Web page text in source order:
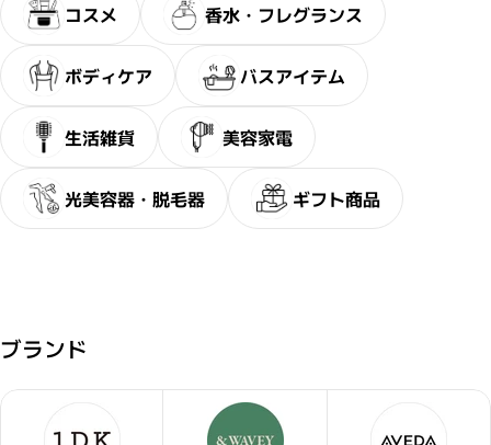
コスメ 香水・フレグランス
ボディケア バスアイテム
生活雑貨 美容家電
光美容器・脱毛器 ギフト商品
ブランド